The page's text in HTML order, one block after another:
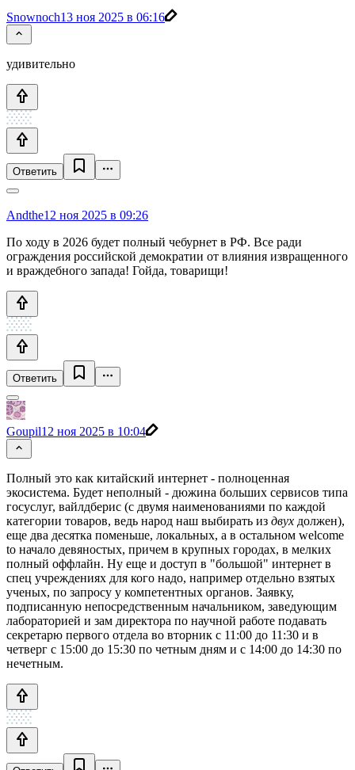
Snownoch13 ноя 2025 в 06:16
удивительно
Ответить
Andthe12 ноя 2025 в 09:26
По ходу в 2026 будет полный чебурнет в РФ. Все ради
ограждения российской демократии от влияния извращенного
и враждебного запада! Гойда, товарищи!
Ответить
Goupil12 ноя 2025 в 10:04
Полный это как китайский интернет - полноценная
экосистема. Будет неполный - дюжина больших сервисов типа
госуслуг, вайлдберис (с двумя наименованиями по каждой
категории товаров, ведь народ наш выбирать из двух должен),
еще два десятка поменьше, локальных, а в остальном welcome
to начало девяностых, причем в крупных городах, в мелких
полный оффлайн. Ну еще и доступ в "большой" интернет в
спец учреждениях для кого надо, например отдельно взятых
ученых, по запросу у компетентных органов. Заявку,
подписанную непосредственным начальником, заведующим
лабораторией и зам директора по научной работе подавать
секретарю первого отдела во вторник с 11:00 до 11:30 и в
четверг с 15:00 до 15:30 по четным дням и с 14:00 до 14:30 по
нечетным.